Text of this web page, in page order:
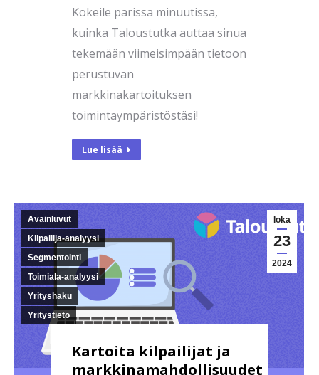
Kokeile parissa minuutissa,
kuinka Taloustutka auttaa sinua
tekemään viimeisimpään tietoon
perustuvan
markkinakartoituksen
toimintaympäristöstäsi!
Lue lisää
loka
23
2024
Avainluvut
Kilpailija-analyysi
Segmentointi
Toimiala-analyysi
Yrityshaku
Yritystieto
Kartoita kilpailijat ja
markkinamahdollisuudet